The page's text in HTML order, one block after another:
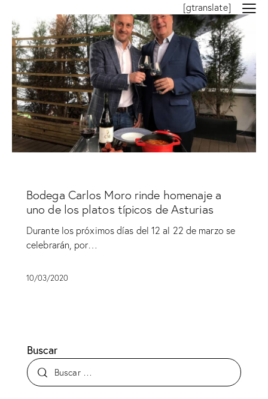
[gtranslate]
Bodega Carlos Moro rinde homenaje a
uno de los platos típicos de Asturias
Durante los próximos días del 12 al 22 de marzo se
celebrarán, por…
10/03/2020
Buscar